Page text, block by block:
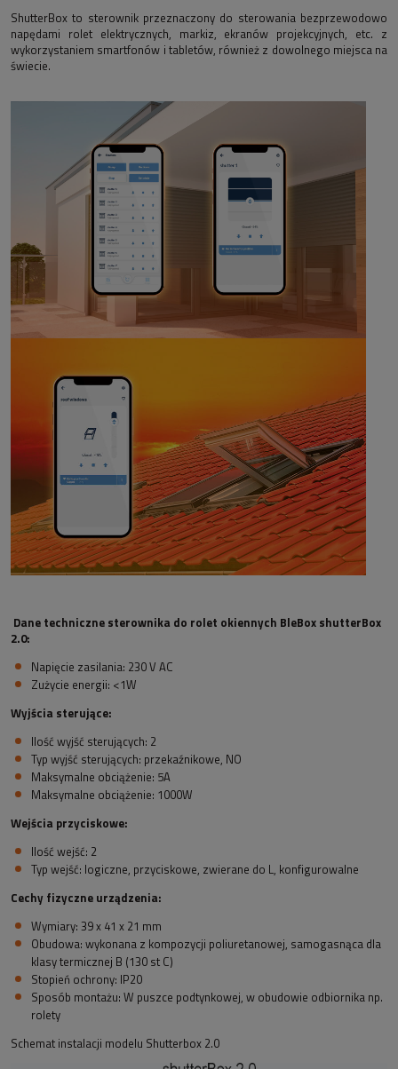
ShutterBox to sterownik przeznaczony do sterowania bezprzewodowo
napędami rolet elektrycznych, markiz, ekranów projekcyjnych, etc. z
wykorzystaniem smartfonów i tabletów, również z dowolnego miejsca na
świecie.
Dane techniczne sterownika do rolet okiennych BleBox shutterBox
2.0:
Napięcie zasilania: 230 V AC
Zużycie energii: <1W
Wyjścia sterujące:
Ilość wyjść sterujących: 2
Typ wyjść sterujących: przekaźnikowe, NO
Maksymalne obciążenie: 5A
Maksymalne obciążenie: 1000W
Wejścia przyciskowe:
Ilość wejść: 2
Typ wejść: logiczne, przyciskowe, zwierane do L, konfigurowalne
Cechy fizyczne urządzenia:
Wymiary: 39 x 41 x 21 mm
Obudowa: wykonana z kompozycji poliuretanowej, samogasnąca dla
klasy termicznej B (130 st C)
Stopień ochrony: IP20
Sposób montażu: W puszce podtynkowej, w obudowie odbiornika np.
rolety
Schemat instalacji modelu Shutterbox 2.0